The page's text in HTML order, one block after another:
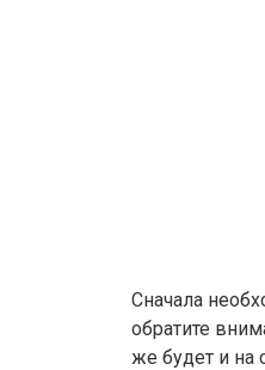
Сначала
обратите
же будет и на